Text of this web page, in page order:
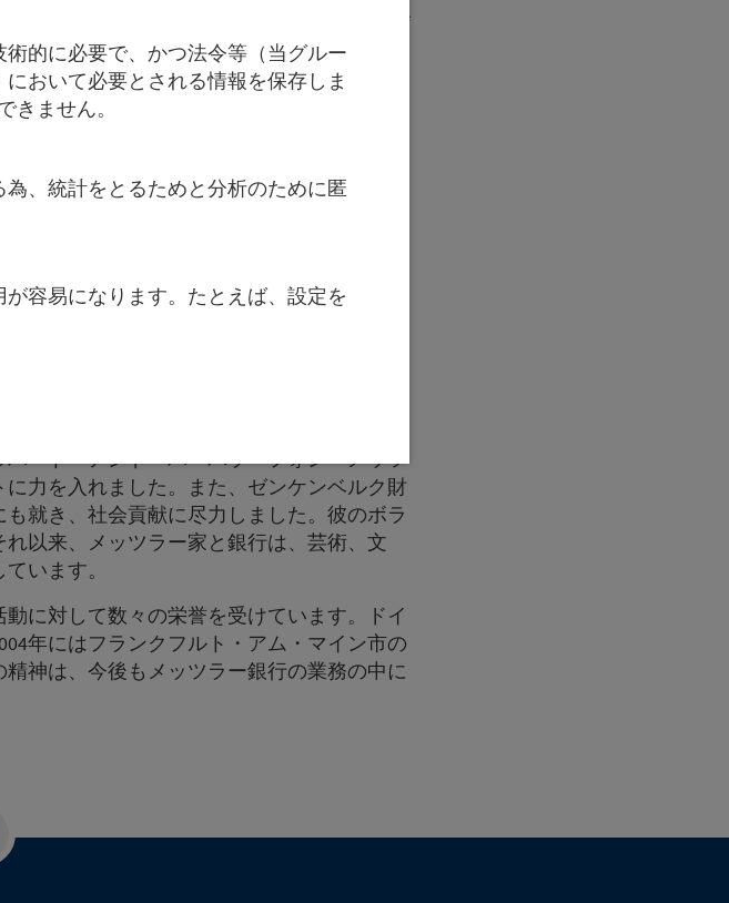
的に必要で、かつ法令等（当グルー
おいて必要とされる情報を保存しま
ません。
、統計をとるためと分析のために匿
容易になります。たとえば、設定を
敬を集める人物でした。 そのたゆまぬ社会
な印象を残しています。
・フォン・メッツラーは、戦後に家族と共
後、海外の銀行での国際資本市場業務等に
年には個人責任パートナーに就任しまし
づくと、メッツラー銀行は彼のリーダーシ
急速に成長することができました。
在はフリードリヒ・フォン・メッツラーの
を所有し、クリストフの息子であるレオン
。経営権譲渡後においてもフリードリヒ・
持しました。彼は精力的に顧客を訪問し、
活設計における株式の利点を一般の人々に
。
活動も、先祖代々受け継がれてきた伝統を
ート・アンド・バーバラ・フォン・メッツ
力を入れました。また、ゼンケンベルク財
就き、社会貢献に尽力しました。彼のボラ
以来、メッツラー家と銀行は、芸術、文
います。
に対して数々の栄誉を受けています。ドイ
年にはフランクフルト・アム・マイン市の
神は、今後もメッツラー銀行の業務の中に